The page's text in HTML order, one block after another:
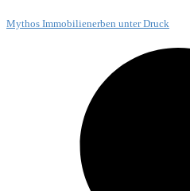
Mythos Immobilienerben unter Druck